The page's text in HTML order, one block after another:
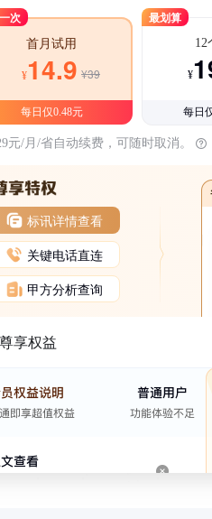
次
首月试用
¥14.9 ¥39
每日仅0.48元
最划算
12
¥
每日
元/月/省自动续费，可随时取消。
标讯详情查看
关键电话直连
甲方分析查询
享权益